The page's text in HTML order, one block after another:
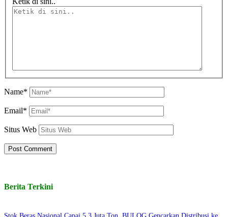
Name*
Email*
Situs Web
Berita Terkini